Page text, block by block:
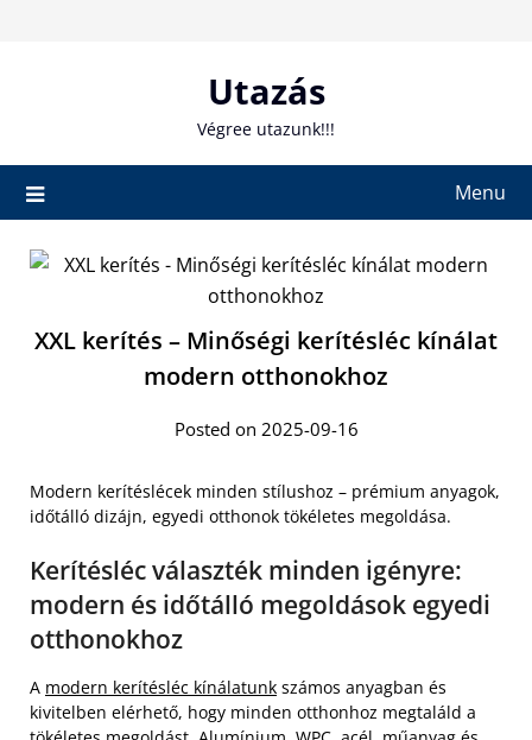
Utazás
Végree utazunk!!!
Menu
XXL kerítés – Minőségi kerítésléc kínálat
modern otthonokhoz
Posted on 2025-09-16
Modern kerítéslécek minden stílushoz – prémium anyagok,
időtálló dizájn, egyedi otthonok tökéletes megoldása.
Kerítésléc választék minden igényre:
modern és időtálló megoldások egyedi
otthonokhoz
A modern kerítésléc kínálatunk számos anyagban és
kivitelben elérhető, hogy minden otthonhoz megtaláld a